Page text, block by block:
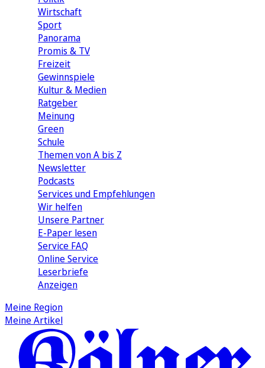
Wirtschaft
Sport
Panorama
Promis & TV
Freizeit
Gewinnspiele
Kultur & Medien
Ratgeber
Meinung
Green
Schule
Themen von A bis Z
Newsletter
Podcasts
Services und Empfehlungen
Wir helfen
Unsere Partner
E-Paper lesen
Service FAQ
Online Service
Leserbriefe
Anzeigen
Meine Region
Meine Artikel